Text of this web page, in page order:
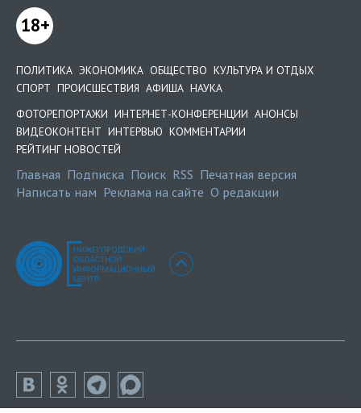
18+
ПОЛИТИКА ЭКОНОМИКА ОБЩЕСТВО КУЛЬТУРА И ОТДЫХ
СПОРТ ПРОИСШЕСТВИЯ АФИША НАУКА
ФОТОРЕПОРТАЖИ ИНТЕРНЕТ-КОНФЕРЕНЦИИ АНОНСЫ
ВИДЕОКОНТЕНТ ИНТЕРВЬЮ КОММЕНТАРИИ
РЕЙТИНГ НОВОСТЕЙ
Главная Подписка Поиск RSS Печатная версия
Написать нам Реклама на сайте О редакции